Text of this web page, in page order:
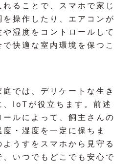
ることで、スマホで家じ
を操作したり、エアコンが
湿度をコントロールして
で快適な室内環境を保つこ
では、デリケートな生き
、IoTが役立ちます。前述
ルによって、飼主さんの
・湿度を一定に保ちま
うすをスマホから見守る
、いつでもどこでも安心で